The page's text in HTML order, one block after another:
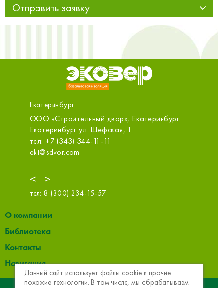
Отправить заявку
Екатеринбург
<
ООО «Строительный двор», Екатеринбург
Екатеринбург ул. Шефская, 1
тел: +7 (343) 344-11-11
ekt@sdvor.com
>
тел: 8 (800) 234-15-57
О компании
Библиотека
Контакты
Навигация
Данный сайт использует файлы cookie и прочие
похожие технологии. В том числе, мы обрабатываем